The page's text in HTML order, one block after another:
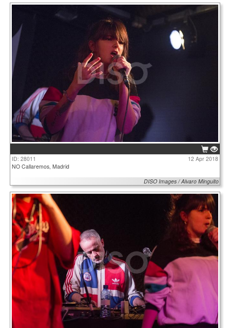
ID: 28011
12 Apr 2018
NO Callaremos, Madrid
DISO Images / Alvaro Minguito